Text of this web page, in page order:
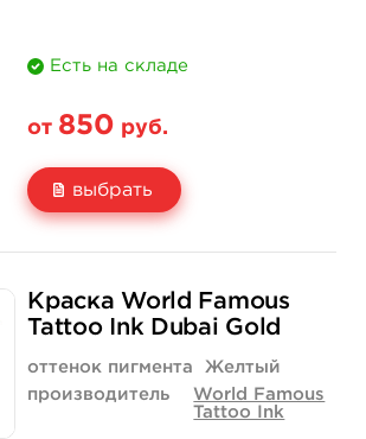
Есть на складе
от 850 руб.
выбрать
850 руб.
купить
1 400 руб.
купить
Краска World Famous
Tattoo Ink Dubai Gold
оттенок пигмента
Желтый
производитель
World Famous
Tattoo Ink